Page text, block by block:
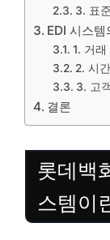
3. 표
EDI 시스템
1. 거
2. 시
3. 고
결론
롯데백
스템이